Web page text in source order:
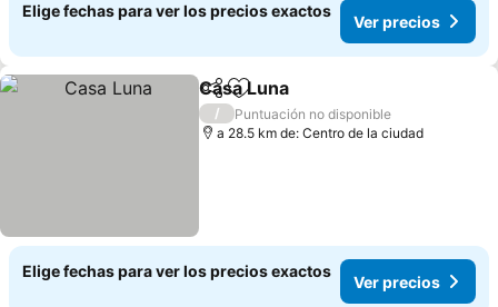
Elige fechas para ver los precios exactos
Ver precios
CompartirAgregar a favoritos
Casa Luna
/
Puntuación no disponible
a 28.5 km de: Centro de la ciudad
Elige fechas para ver los precios exactos
Ver precios